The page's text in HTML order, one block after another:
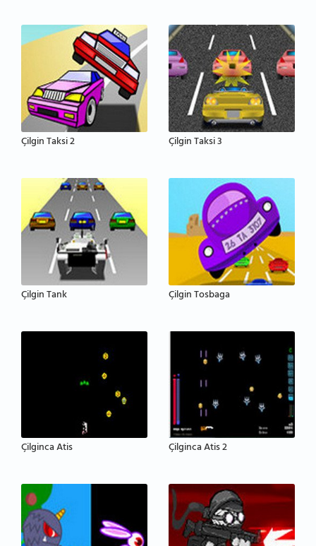
Çilgin Taksi 2 Çilgin Taksi 3
Çilgin Tank Çilgin Tosbaga
Çilginca Atis Çilginca Atis 2